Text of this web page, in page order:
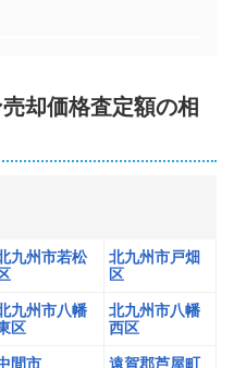
売却価格査定額の相
九州市若松
北九州市戸畑
区
九州市八幡
区
北九州市八幡
西区
間市 遠賀郡芦屋町